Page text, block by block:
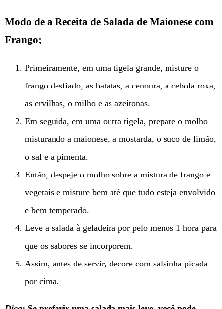
Modo de a Receita de Salada de Maionese com
Frango;
Primeiramente, em uma tigela grande, misture o
frango desfiado, as batatas, a cenoura, a cebola roxa,
as ervilhas, o milho e as azeitonas.
Em seguida, em uma outra tigela, prepare o molho
misturando a maionese, a mostarda, o suco de limão,
o sal e a pimenta.
Então, despeje o molho sobre a mistura de frango e
vegetais e misture bem até que tudo esteja envolvido
e bem temperado.
Leve a salada à geladeira por pelo menos 1 hora para
que os sabores se incorporem.
Assim, antes de servir, decore com salsinha picada
por cima.